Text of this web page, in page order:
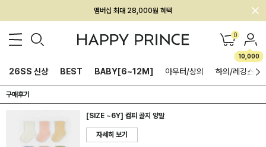
멤버십 최대 28,000원 혜택
0
10,000
26SS 신상 BEST BABY[6~12M] 아우터/상의 하의/레깅스
구매후기
[SIZE ~6Y] 컴피 골지 양말
자세히 보기